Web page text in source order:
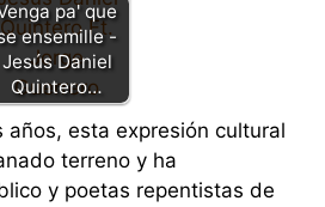
pa' que
ensemille -
Jesús Daniel
Quintero…
años, esta expresión cultural
terreno y ha
y poetas repentistas de